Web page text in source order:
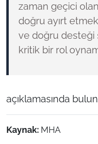
zaman geçici
doğru ayırt
ve doğru desteği
kritik bir rol
açıklamasında
Kaynak: MHA